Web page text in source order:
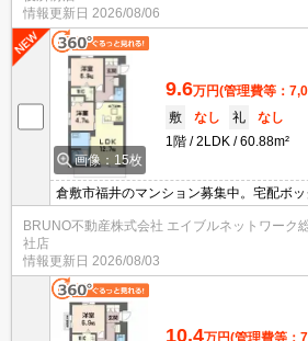
履き物の整理がしやすく便利です。システ
す。
情報更新日 2026/08/06
画像：15枚
9.6万円(管理費等：
敷
なし 礼
なし
1階
2LDK 60.88m²
倉敷市福井のマンション募集中。宅配ボ
ク。浴室乾燥機付き、追い焚き機能付き
ー付き、お気軽にお問い合わせください。
BRUNO不動産株式会社 エイブルネットワーク
社店
情報更新日 2026/08/03
10.4万円(管理費等：